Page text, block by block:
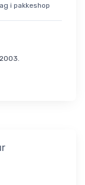
i pakkeshop